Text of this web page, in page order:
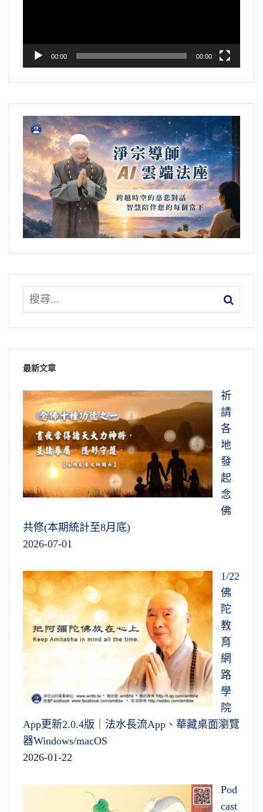
00:00 00:00
最新文章
祈
請
各
地
發
起
念
佛
共修(本期統計至8月底)
2026-07-01
1/22
佛
陀
教
育
網
路
學
院
App更新2.0.4版｜法水長流App、華藏桌面瀏覽
器Windows/macOS
2026-01-22
Pod
cast